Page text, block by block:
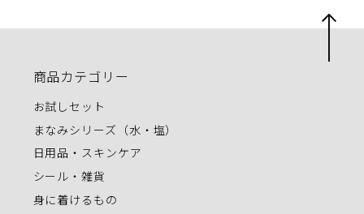
商品カテゴリー
お試しセット
まなみシリーズ（水・塩）
日用品・スキンケア
シール・雑貨
身に着けるもの